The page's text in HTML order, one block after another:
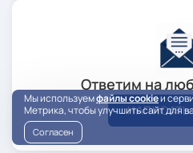
Ответим на
Мы используемфайлы cookieи
Метрика, чтобы улучшить сайт для
Согласен